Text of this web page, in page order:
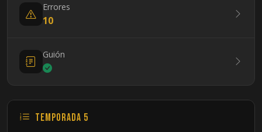
Errores
10
Guión
Temporada 5